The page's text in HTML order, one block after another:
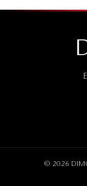
© 2026